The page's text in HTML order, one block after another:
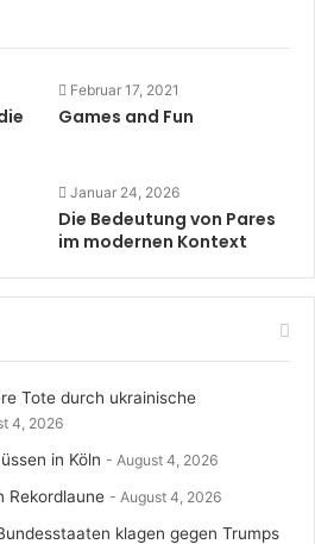
Februar 17, 2021
Games and Fun
Januar 24, 2026
Die Bedeutung von Pares
im modernen Kontext
Tote durch ukrainische
4, 2026
in Köln August 4, 2026
Rekordlaune August 4, 2026
klagen gegen Trumps